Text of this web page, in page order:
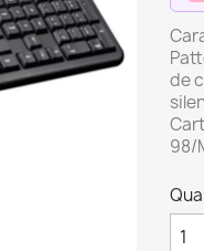
de
98/